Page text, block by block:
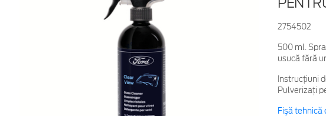
2754502
500 ml.
usucă fără
Instrucțiuni
Pulverizați
Fişă tehnică